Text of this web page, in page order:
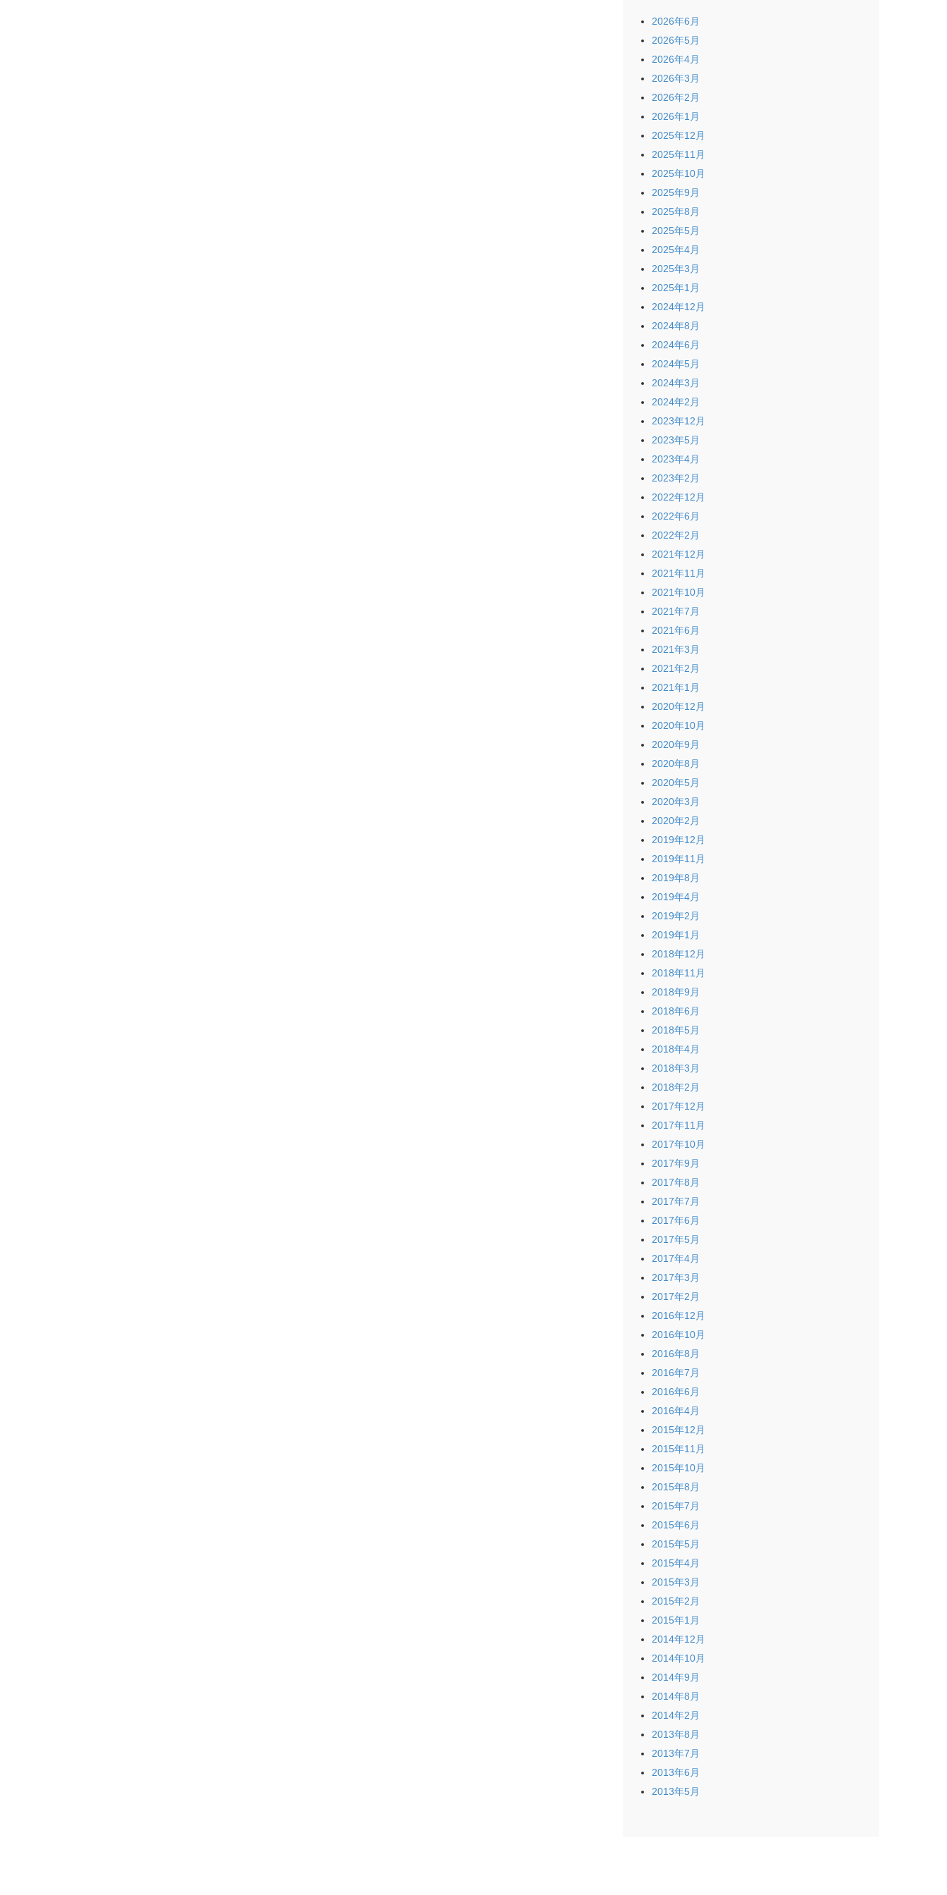
2026年6月
2026年5月
2026年4月
2026年3月
2026年2月
2026年1月
2025年12月
2025年11月
2025年10月
2025年9月
2025年8月
2025年5月
2025年4月
2025年3月
2025年1月
2024年12月
2024年8月
2024年6月
2024年5月
2024年3月
2024年2月
2023年12月
2023年5月
2023年4月
2023年2月
2022年12月
2022年6月
2022年2月
2021年12月
2021年11月
2021年10月
2021年7月
2021年6月
2021年3月
2021年2月
2021年1月
2020年12月
2020年10月
2020年9月
2020年8月
2020年5月
2020年3月
2020年2月
2019年12月
2019年11月
2019年8月
2019年4月
2019年2月
2019年1月
2018年12月
2018年11月
2018年9月
2018年6月
2018年5月
2018年4月
2018年3月
2018年2月
2017年12月
2017年11月
2017年10月
2017年9月
2017年8月
2017年7月
2017年6月
2017年5月
2017年4月
2017年3月
2017年2月
2016年12月
2016年10月
2016年8月
2016年7月
2016年6月
2016年4月
2015年12月
2015年11月
2015年10月
2015年8月
2015年7月
2015年6月
2015年5月
2015年4月
2015年3月
2015年2月
2015年1月
2014年12月
2014年10月
2014年9月
2014年8月
2014年2月
2013年8月
2013年7月
2013年6月
2013年5月